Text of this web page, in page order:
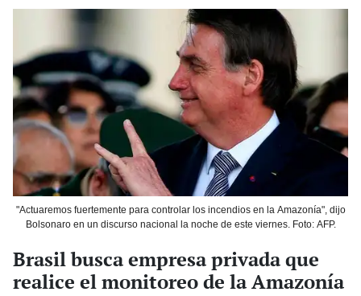
"Actuaremos fuertemente para controlar los incendios en la Amazonía", dijo
Bolsonaro en un discurso nacional la noche de este viernes. Foto: AFP.
Brasil busca empresa privada que
realice el monitoreo de la Amazonía